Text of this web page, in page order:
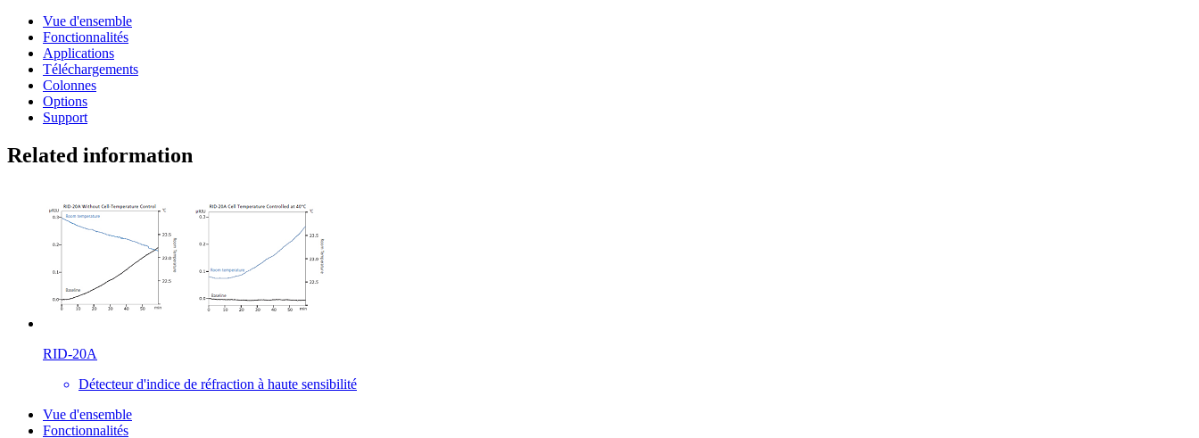
Vue d'ensemble
Fonctionnalités
Applications
Téléchargements
Colonnes
Options
Support
Related information
RID-20A
Détecteur d'indice de réfraction à haute sensibilité
Vue d'ensemble
Fonctionnalités